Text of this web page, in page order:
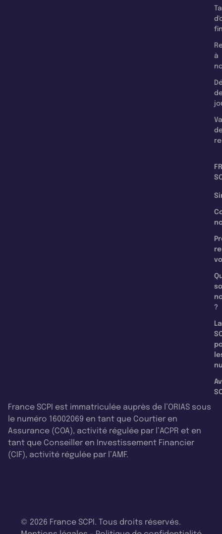
à
?
La
France SCPI est immatriculée auprès de l’ORIAS sous
le numéro 16002069 en tant que Courtier en
Assurance (COA), activité régulée par l’ACPR et en
tant que Conseiller en Investissement Financier
(CIF), activité régulée par l’AMF.
© 2026 France SCPI. Tous droits réservés.